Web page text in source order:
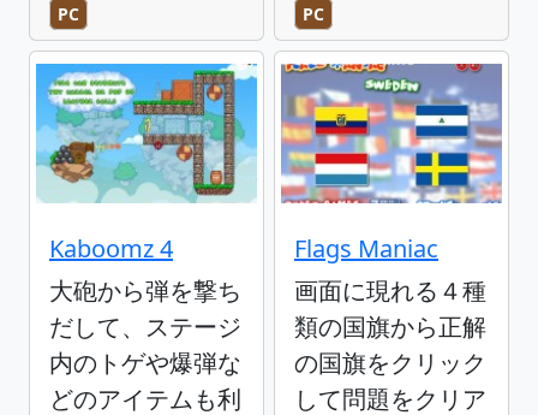
PC PC
Kaboomz 4
大砲から弾を撃ち
だして、ステージ
内のトゲや爆弾な
どのアイテムも利
Flags Maniac
画面に現れる４種
類の国旗から正解
の国旗をクリック
して問題をクリア